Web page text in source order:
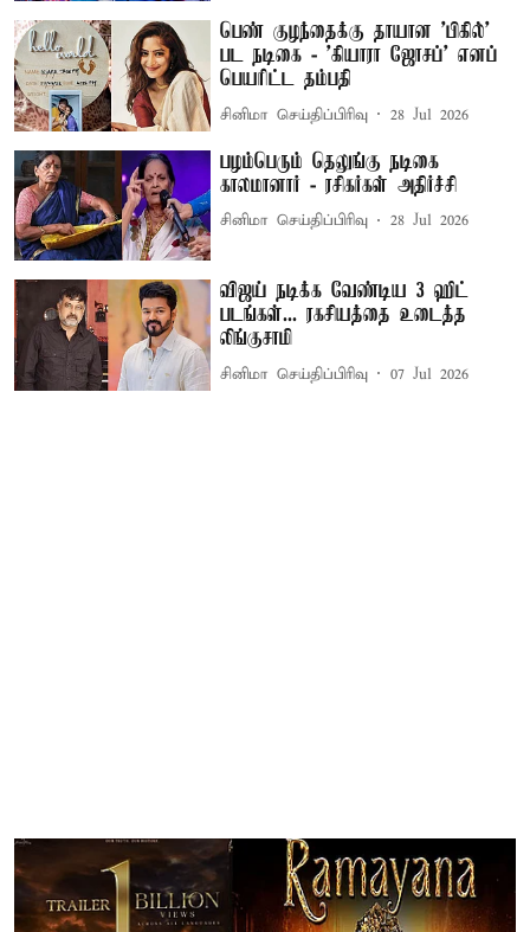
பெண் குழந்தைக்கு தாயான ’பிகில்’
பட நடிகை - 'கியாரா ஜோசப்' எனப்
பெயரிட்ட தம்பதி
சினிமா செய்திப்பிரிவு 28 Jul 2026
பழம்பெரும் தெலுங்கு நடிகை
காலமானார் - ரசிகர்கள் அதிர்ச்சி
சினிமா செய்திப்பிரிவு 28 Jul 2026
விஜய் நடிக்க வேண்டிய 3 ஹிட்
படங்கள்... ரகசியத்தை உடைத்த
லிங்குசாமி
சினிமா செய்திப்பிரிவு 07 Jul 2026